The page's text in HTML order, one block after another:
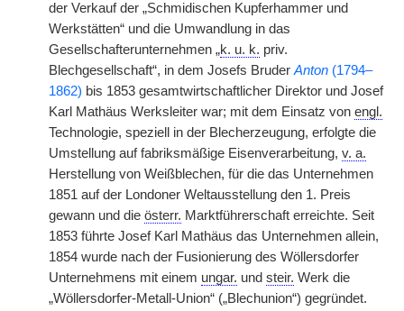
der Verkauf der „Schmidischen Kupferhammer und
Werkstätten“ und die Umwandlung in das
Gesellschafterunternehmen „k. u. k. priv.
Blechgesellschaft“, in dem Josefs Bruder Anton (1794–
1862) bis 1853 gesamtwirtschaftlicher Direktor und Josef
Karl Mathäus Werksleiter war; mit dem Einsatz von engl.
Technologie, speziell in der Blecherzeugung, erfolgte die
Umstellung auf fabriksmäßige Eisenverarbeitung, v. a.
Herstellung von Weißblechen, für die das Unternehmen
1851 auf der Londoner Weltausstellung den 1. Preis
gewann und die österr. Marktführerschaft erreichte. Seit
1853 führte Josef| Karl Mathäus das Unternehmen allein,
1854 wurde nach der Fusionierung des Wöllersdorfer
Unternehmens mit einem ungar. und steir. Werk die
„Wöllersdorfer-Metall-Union“ („Blechunion“) gegründet.